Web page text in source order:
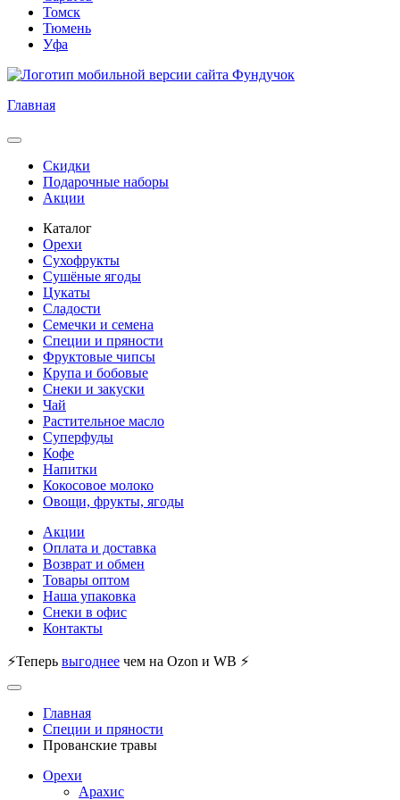
Томск
Тюмень
Уфа
Главная
Скидки
Подарочные наборы
Акции
Каталог
Орехи
Сухофрукты
Сушёные ягоды
Цукаты
Сладости
Семечки и семена
Специи и пряности
Фруктовые чипсы
Крупа и бобовые
Снеки и закуски
Чай
Растительное масло
Суперфуды
Кофе
Напитки
Кокосовое молоко
Овощи, фрукты, ягоды
Акции
Оплата и доставка
Возврат и обмен
Товары оптом
Наша упаковка
Снеки в офис
Контакты
⚡Теперь выгоднее чем на Ozon и WB ⚡
Главная
Специи и пряности
Прованские травы
Орехи
Арахис